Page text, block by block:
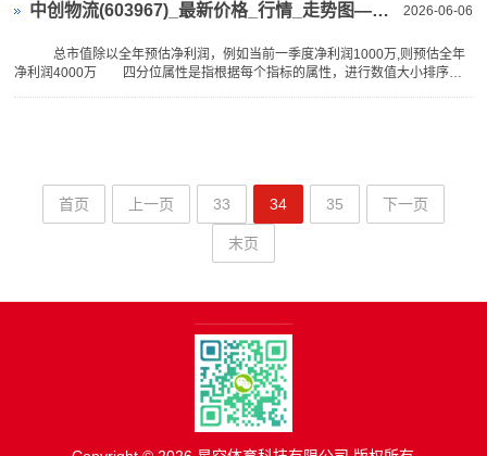
星
空
平
2026-06-06
中创物流(603967)_最新价格_行情_走势图—东方财富网
总市值除以全年预估净利润，例如当前一季度净利润1000万,则预估全年
净利润4000万 四分位属性是指根据每个指标的属性，进行数值大小排序，
首页 上一页 33 34 35 下一页
末页